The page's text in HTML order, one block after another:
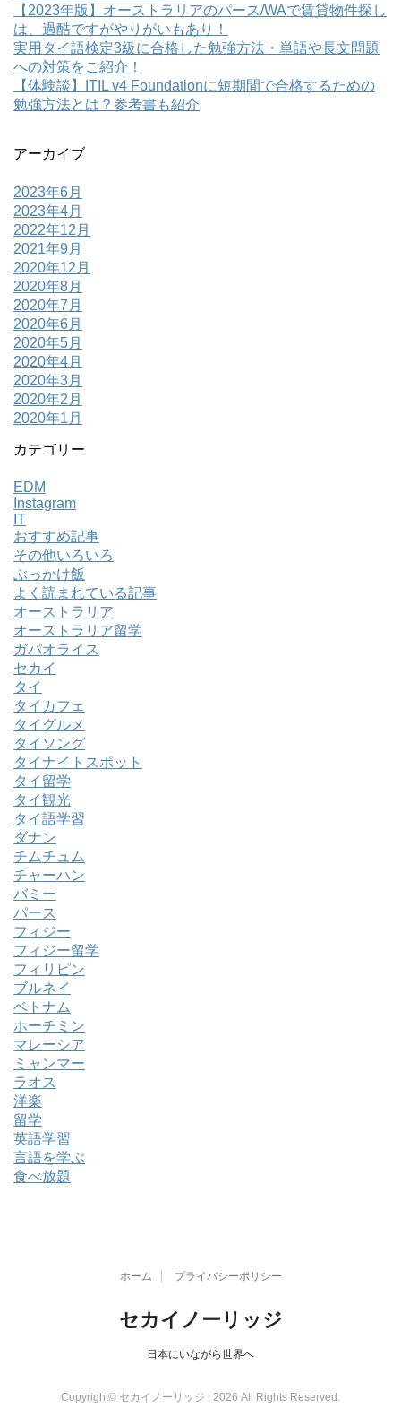
【2023年版】オーストラリアのパース/WAで賃貸物件探し
は、過酷ですがやりがいもあり！
実用タイ語検定3級に合格した勉強方法・単語や長文問題
への対策をご紹介！
【体験談】ITIL v4 Foundationに短期間で合格するための
勉強方法とは？参考書も紹介
アーカイブ
2023年6月
2023年4月
2022年12月
2021年9月
2020年12月
2020年8月
2020年7月
2020年6月
2020年5月
2020年4月
2020年3月
2020年2月
2020年1月
カテゴリー
EDM
Instagram
IT
おすすめ記事
その他いろいろ
ぶっかけ飯
よく読まれている記事
オーストラリア
オーストラリア留学
ガパオライス
セカイ
タイ
タイカフェ
タイグルメ
タイソング
タイナイトスポット
タイ留学
タイ観光
タイ語学習
ダナン
チムチュム
チャーハン
バミー
パース
フィジー
フィジー留学
フィリピン
ブルネイ
ベトナム
ホーチミン
マレーシア
ミャンマー
ラオス
洋楽
留学
英語学習
言語を学ぶ
食べ放題
ホーム プライバシーポリシー
セカイノーリッジ
日本にいながら世界へ
Copyright© セカイノーリッジ , 2026 All Rights Reserved.